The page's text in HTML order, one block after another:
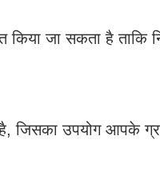
जा सकता है ताकि
है, जिसका उपयोग आपके